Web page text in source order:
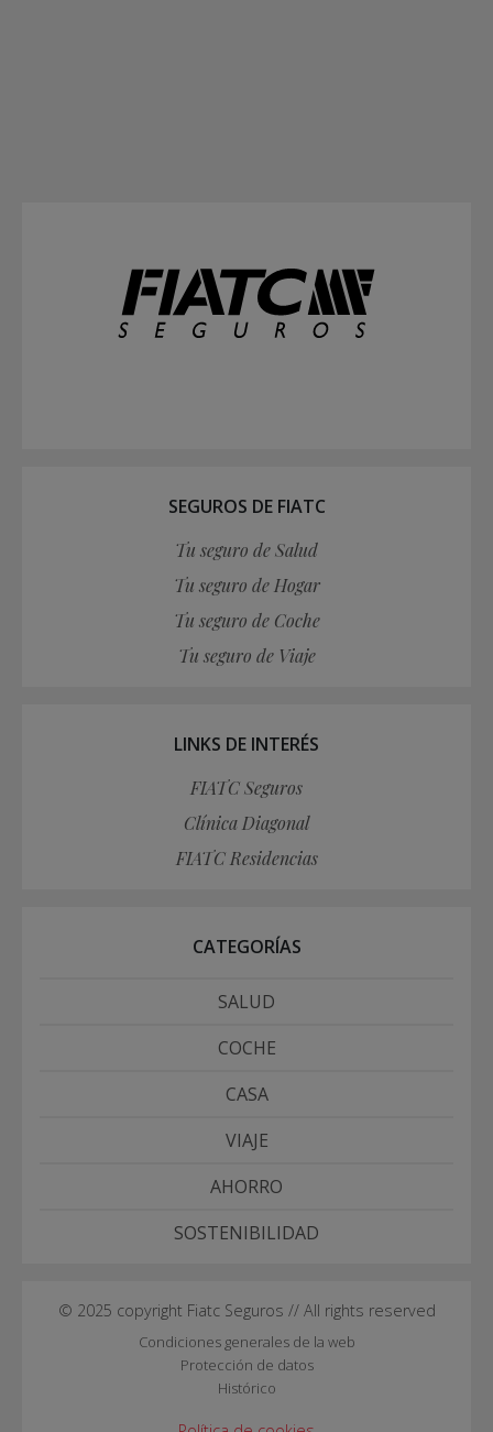
SEGUROS DE FIATC
Tu seguro de Salud
Tu seguro de Hogar
Tu seguro de Coche
Tu seguro de Viaje
LINKS DE INTERÉS
FIATC Seguros
Clínica Diagonal
FIATC Residencias
CATEGORÍAS
SALUD
COCHE
CASA
VIAJE
AHORRO
SOSTENIBILIDAD
© 2025 copyright Fiatc Seguros // All rights reserved
Condiciones generales de la web
Protección de datos
Histórico